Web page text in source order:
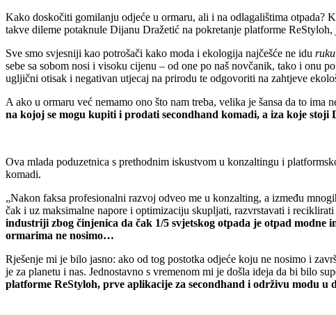
Kako doskočiti gomilanju odjeće u ormaru, ali i na odlagalištima otpada?
takve dileme potaknule Dijanu Dražetić na pokretanje platforme
Sve smo svjesniji kao potrošači kako moda i ekologija najčešće ne idu
sebe sa sobom nosi i visoku cijenu – od one po naš novčanik, tako i onu
ugljični otisak i negativan utjecaj na prirodu te odgovoriti na zahtjeve
A ako u ormaru već nemamo ono što nam treba, velika je šansa da to
na kojoj se mogu kupiti i prodati secondhand komadi, a iza koje stoji
Ova mlada poduzetnica s prethodnim iskustvom u konzaltingu i
komadi.
„Nakon faksa profesionalni razvoj odveo me u konzalting, a između
čak i uz maksimalne napore i optimizaciju skupljati, razvrstavati i
industriji zbog činjenica da čak 1/5 svjetskog otpada je otpad
ormarima ne nosimo…
Rješenje mi je bilo jasno: ako od tog postotka odjeće koju ne nosimo i
je za planetu i nas. Jednostavno s vremenom mi je došla ideja da bi bilo
platforme ReStyloh, prve aplikacije za secondhand i održivu modu u